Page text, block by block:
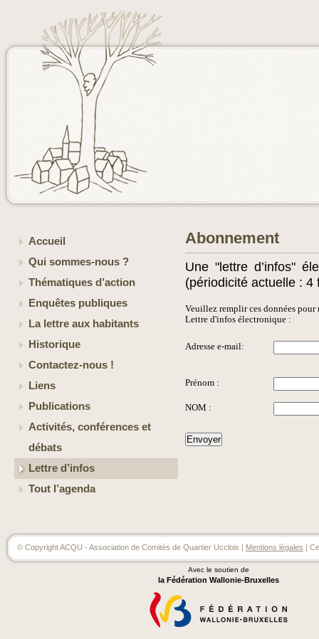
Accueil
Qui sommes-nous ?
Thématiques d’action
Enquêtes publiques
La lettre aux habitants
Historique
Contactez-nous !
Liens
Publications
Activités, conférences et
débats
Lettre d’infos
Tout l’agenda
Abonnement
Une "lettre d’infos"
(périodicité actuelle : 4
Veuillez remplir ces données pour
Lettre d'infos électronique :
Adresse e-mail:
Prénom :
NOM :
© Copyright ACQU - Association de Comités de Quartier Ucclois | Mentions légales |
Avec le soutien de
la Fédération Wallonie-Bruxelles